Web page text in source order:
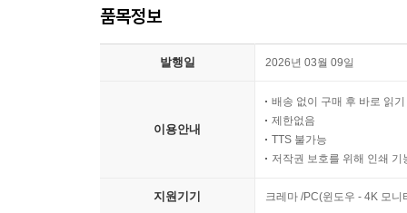
품목정보
발행일 2026년 03월 09일
이용안내
배송 없이 구매 후 바로 읽기
제한없음
TTS 불가능
저작권 보호를 위해 인쇄 기
지원기기 크레마 /PC(윈도우 - 4K 모